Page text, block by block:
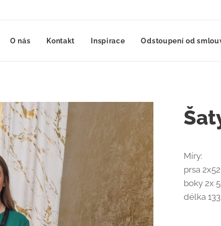
O nás Kontakt Inspirace Odstoupení od
Míry:
prsa
boky 2x
délka